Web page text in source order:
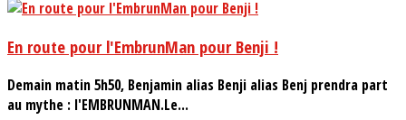
En route pour l'EmbrunMan pour Benji !
Demain matin 5h50, Benjamin alias Benji alias Benj prendra part
au mythe : l'EMBRUNMAN.Le...